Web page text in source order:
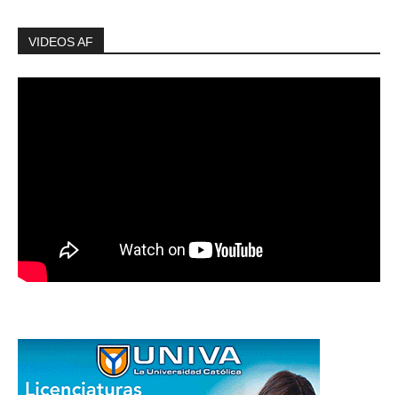
VIDEOS AF